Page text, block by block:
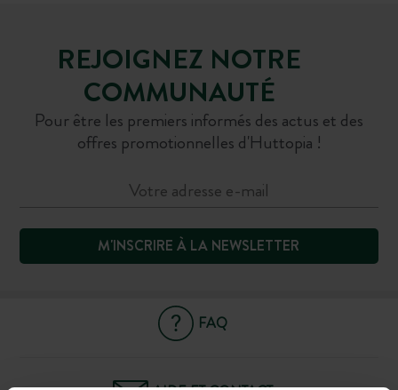
REJOIGNEZ NOTRE
COMMUNAUTÉ
Pour être les premiers informés des actus et des
offres promotionnelles d'Huttopia !
M'INSCRIRE À LA NEWSLETTER
FAQ